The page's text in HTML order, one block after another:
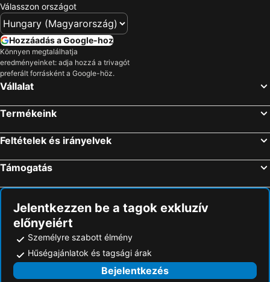
Válasszon országot
Hozzáadás a Google-hoz
Könnyen megtalálhatja
eredményeinket: adja hozzá a trivagót
preferált forrásként a Google-höz.
Vállalat
Termékeink
Feltételek és irányelvek
Támogatás
Jelentkezzen be a tagok exkluzív
előnyeiért
Személyre szabott élmény
Hűségajánlatok és tagsági árak
Bejelentkezés